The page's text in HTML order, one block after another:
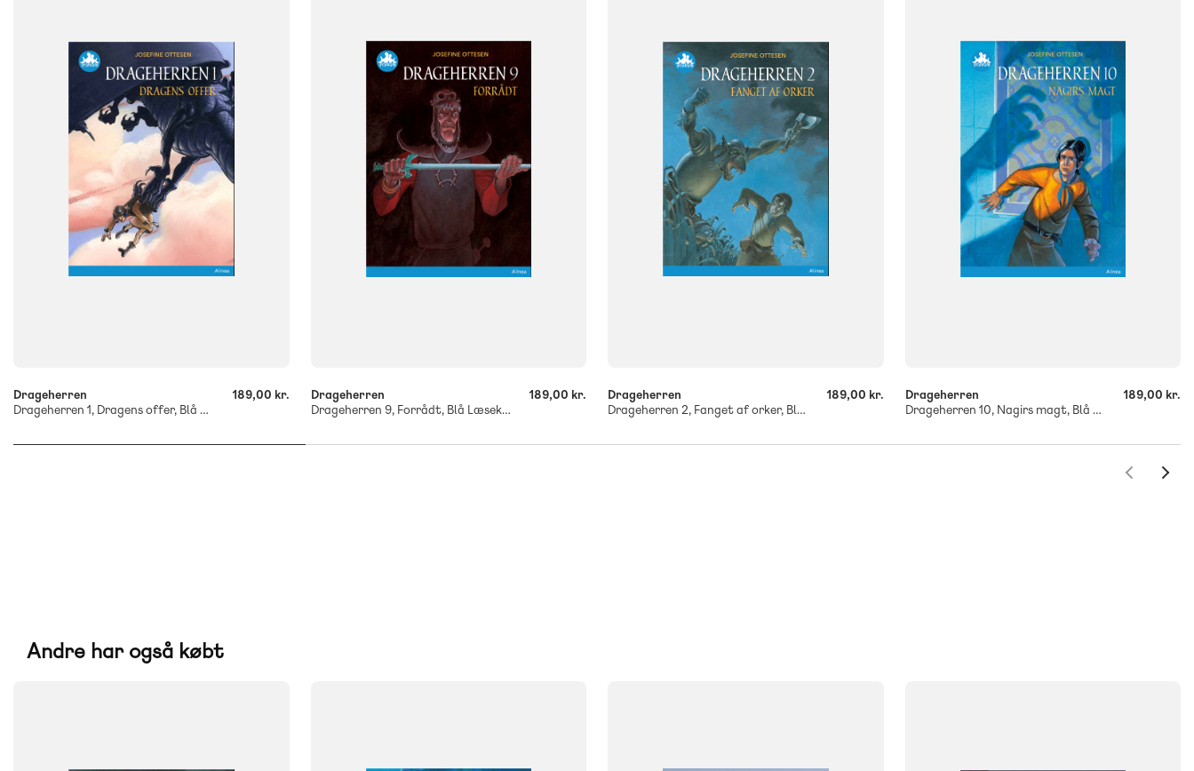
2. klasse 3. klasse 4. klasse 5. klasse
6. klasse
Flergangsbog
9788723540096
Drageherren
Drageherren 1, Dragens offer, Blå Læseklub
189,00 kr.
2. klasse 3. klasse 4. klasse 5. klasse
6. klasse
9788723540829
Drageherren
Drageherren 9, Forrådt, Blå Læseklub
189,00 kr.
2. klasse 3. klasse 4. klasse 5. klasse
6. klasse
Flergangsbog
9788723540737
Drageherren
Drageherren 2, Fanget af orker, Blå Læseklub
189,00 kr.
2. klasse 3. klasse 4. klasse 5. klasse
6. klasse
FORMAT
Flergangsbog
9788723540836
Drageherren
Drageherren 10, Nagirs magt, Blå Læseklub
189,00 kr.
Andre har også købt